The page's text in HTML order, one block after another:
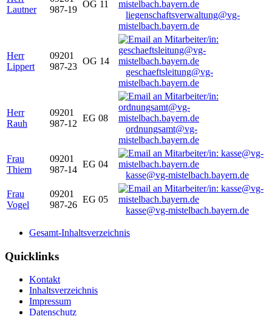
Lautner
987-19
OG 11
liegenschaftsverwaltung@vg-
mistelbach.bayern.de
Herr
Lippert
09201
987-23
OG 14
geschaeftsleitung@vg-
mistelbach.bayern.de
Herr
Rauh
09201
987-12
EG 08
ordnungsamt@vg-
mistelbach.bayern.de
Frau
Thiem
09201
987-14
EG 04
kasse@vg-mistelbach.bayern.de
Frau
Vogel
09201
987-26
EG 05
kasse@vg-mistelbach.bayern.de
Gesamt-Inhaltsverzeichnis
Quicklinks
Kontakt
Inhaltsverzeichnis
Impressum
Datenschutz